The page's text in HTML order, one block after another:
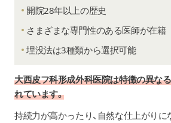
開院28年以上の歴史
さまざまな専門性のある医師が在籍
埋没法は3種類から選択可能
大西皮フ科形成外科医院は特徴の異な
れています。
持続力が高かったり、自然な仕上がり